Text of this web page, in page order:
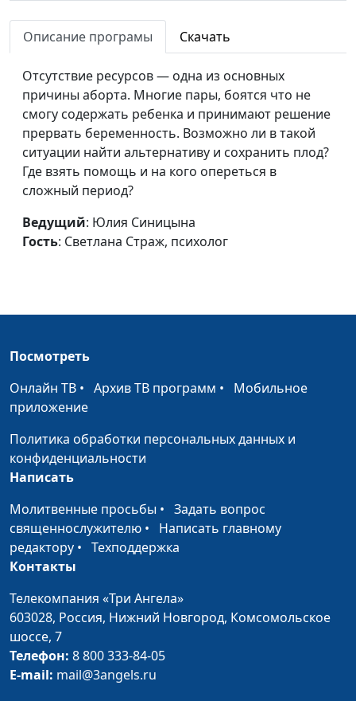
Осознанный отказ от
материнства
Светлана Страж,
психолог
Неосознанный отказ от
материнства
Юлия Синицына,
Светлана Страж,
психолог
Причины абортов
Юлия Синицына,
Светлана Страж,
#583
Профилактика абортов
Юлия Синицына,
Светлана Страж,
Светлана Страж,
Светлана Страж,
Развитие ребенка в
утробе матери
Юлия Синицына,
Проблема абортов:
история, масштабы,
причины
Юлия Синицына,
Светлана Страж,
практический
Управление стрессом на
Описание програмы Скачать
Отсутствие ресурсов — одна из основных
причины аборта. Многие пары, боятся что не
смогу содержать ребенка и принимают решение
прервать беременность. Возможно ли в такой
ситуации найти альтернативу и сохранить плод?
Где взять помощь и на кого опереться в
сложный период?
Ведущий: Юлия Синицына
Гость: Светлана Страж, психолог
Посмотреть
Онлайн ТВ • Архив ТВ программ • Мобильное
приложение
Политика обработки персональных данных и
конфиденциальности
Написать
Молитвенные просьбы • Задать вопрос
священнослужителю • Написать главному
редактору • Техподдержка
Контакты
Телекомпания «Три Ангела»
603028, Россия, Нижний Новгород, Комсомольское
шоссе, 7
Телефон: 8 800 333-84-05
E-mail: mail@3angels.ru